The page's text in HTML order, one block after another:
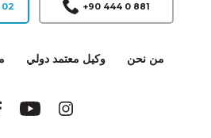
02 +90 444 0 881
وكيل معتمد دولي من نحن